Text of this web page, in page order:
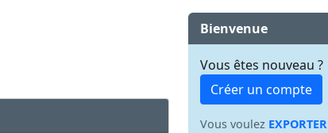
Bienvenue
Vous êtes nouveau ?
Créer un compte
Vous voulez EXPORTER